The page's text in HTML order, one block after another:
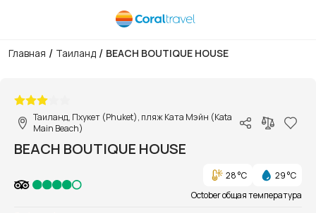
Главная / Таиланд / BEACH BOUTIQUE HOUSE
Таиланд, Пхукет (Phuket), пляж Ката Мэйн (Kata
Main Beach)
BEACH BOUTIQUE HOUSE
28 °C
29 °C
October общая температура